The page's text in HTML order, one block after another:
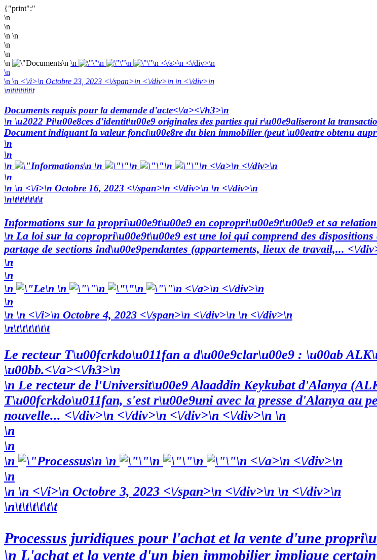
{"print":"
\n
\n
\n \n
\n
\n
\n
\n \n \n \n
\n <\/a>\n <\/div>\n
\n
\n \n <\/i>\n Octobre 23, 2023 <\/span>\n <\/div>\n \n <\/div>\n
\n\t\t\t\t\t\t
Documents requis pour la demande d'acte<\/a><\/h3>\n
\n \u2022 Pi\u00e8ces d'identit\u00e9 originales des parties qui r\u00e9aliseront la
Document indiquant la valeur fonci\u00e8re du bien immobilier (peut \u00eatre obtenu
\n
\n
\n
\n \n \n \n
\n <\/a>\n <\/div>\n
\n
\n \n <\/i>\n Octobre 16, 2023 <\/span>\n <\/div>\n \n <\/div>\n
\n\t\t\t\t\t\t
Informations sur la propri\u00e9t\u00e9 en copropri\u00e9t\u00e9 et sa
\n La loi sur la copropri\u00e9t\u00e9 est une loi qui comprend des
partage de sections ind\u00e9pendantes (appartements, lieux de travail,... <\/
\n
\n
\n
\n \n \n \n
\n <\/a>\n <\/div>\n
\n
\n \n <\/i>\n Octobre 4, 2023 <\/span>\n <\/div>\n \n <\/div>\n
\n\t\t\t\t\t\t
Le recteur T\u00fcrkdo\u011fan a d\u00e9clar\u00e9 : \u00ab
\u00bb.<\/a><\/h3>\n
\n Le recteur de l'Universit\u00e9 Alaaddin Keykubat d'Alanya
T\u00fcrkdo\u011fan, s'est r\u00e9uni avec la presse d'Alanya au
nouvelle... <\/div>\n <\/div>\n <\/div>\n <\/div>\n \n
\n
\n
\n
\n \n \n \n
\n <\/a>\n <\/div>\n
\n
\n \n <\/i>\n Octobre 3, 2023 <\/span>\n <\/div>\n \n <\/div>\n
\n\t\t\t\t\t\t
Processus juridiques pour l'achat et la vente d'une
\n L'achat et la vente d'un bien immobilier implique